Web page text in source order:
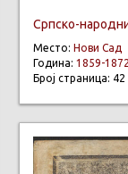
Српско-
Место: Нови Сад
Година: 1859-1872
Број страница: 42